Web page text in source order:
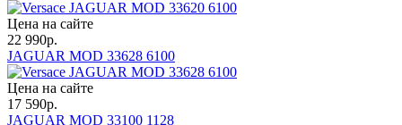
Цена на сайте
22 990р.
JAGUAR MOD 33628 6100
Цена на сайте
17 590р.
JAGUAR MOD 33100 1128